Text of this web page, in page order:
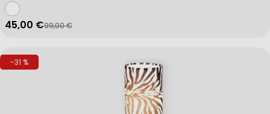
Verkaufspreis
45,00 €
Regulärer Preis
99,00 €
-31 %